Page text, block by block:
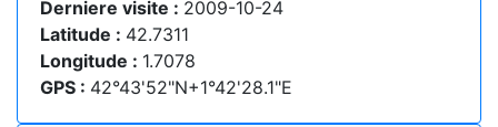
Derniere visite : 2009-10-24
Latitude : 42.7311
Longitude : 1.7078
GPS : 42°43'52"N+1°42'28.1"E